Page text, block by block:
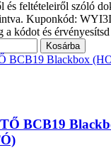
és feltételeiről szóló
Kuponkód:
a kódot és
Kosárba
BCB19